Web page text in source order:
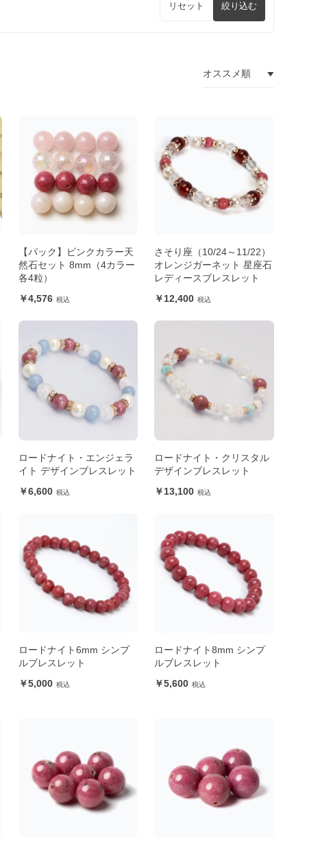
リセット 絞り込む
【パック】ピンクカラー天
然石セット 8mm（4カラー
各4粒）
4,576
さそり座（10/24～11/22）
オレンジガーネット 星座石
レディースブレスレット
12,400
ロードナイト・エンジェラ
イト デザインブレスレット
6,600
ロードナイト・クリスタル
デザインブレスレット
13,100
ロードナイト6mm シンプ
ルブレスレット
5,000
ロードナイト8mm シンプ
ルブレスレット
5,600